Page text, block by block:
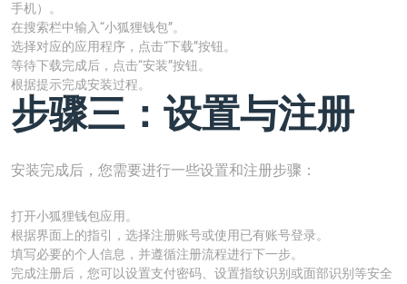
手机）。
在搜索栏中输入“小狐狸钱包”。
选择对应的应用程序，点击“下载”按钮。
等待下载完成后，点击“安装”按钮。
根据提示完成安装过程。
步骤三：设置与注册
安装完成后，您需要进行一些设置和注册步骤：
打开小狐狸钱包应用。
根据界面上的指引，选择注册账号或使用已有账号登录。
填写必要的个人信息，并遵循注册流程进行下一步。
完成注册后，您可以设置支付密码、设置指纹识别或面部识别等安全